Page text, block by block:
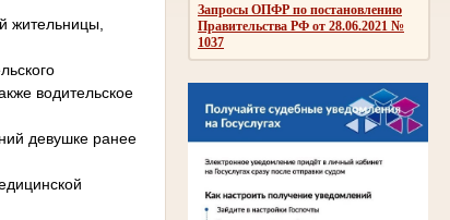
Запросы ОПФР по постановлению
Правительства РФ от 28.06.2021 №
1037
жительницы,
водительское
девушке ранее